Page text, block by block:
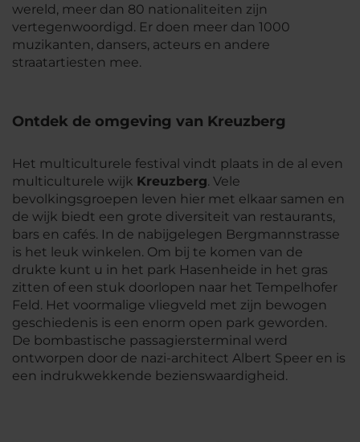
wereld, meer dan 80 nationaliteiten zijn
vertegenwoordigd. Er doen meer dan 1000
muzikanten, dansers, acteurs en andere
straatartiesten mee.
Ontdek de omgeving van Kreuzberg
Het multiculturele festival vindt plaats in de al even
multiculturele wijk Kreuzberg. Vele
bevolkingsgroepen leven hier met elkaar samen en
de wijk biedt een grote diversiteit van restaurants,
bars en cafés. In de nabijgelegen Bergmannstrasse
is het leuk winkelen. Om bij te komen van de
drukte kunt u in het park Hasenheide in het gras
zitten of een stuk doorlopen naar het Tempelhofer
Feld. Het voormalige vliegveld met zijn bewogen
geschiedenis is een enorm open park geworden.
De bombastische passagiersterminal werd
ontworpen door de nazi-architect Albert Speer en is
een indrukwekkende bezienswaardigheid.